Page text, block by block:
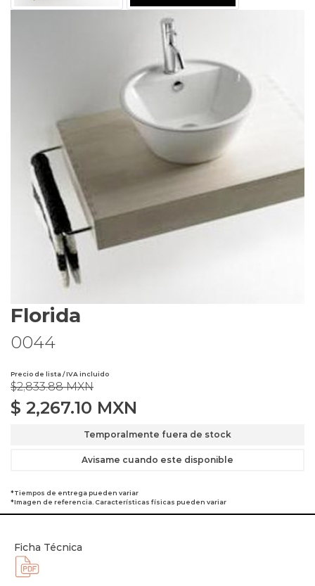
Florida
0044
Precio de lista / IVA incluido
$2,833.88 MXN
$ 2,267.10 MXN
Temporalmente fuera de stock
Avisame cuando este disponible
*Tiempos de entrega pueden variar
*Imagen de referencia. Características físicas pueden variar
Ficha Técnica